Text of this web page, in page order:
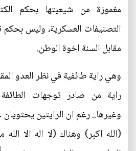
مغموزة من شيعيتها بحكم
التصنيفات العسكرية، وليس
مقابل السنة اخوة الوطن.
وهي راية طائفية في نظر العدو
راية من صادر توجهات
وغيرها.. رغم ان الرايتين يحتويان
(الله اكبر) وهناك (لا اله الا